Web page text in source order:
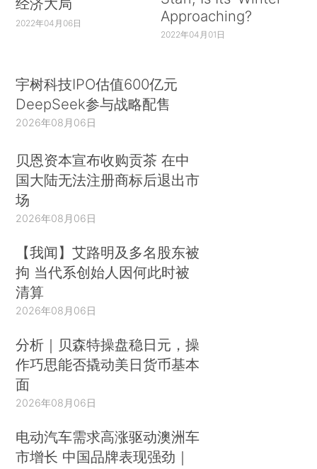
2022年04月06日
Approaching?
2022年04月01日
宇树科技IPO估值600亿元
DeepSeek参与战略配售
2026年08月06日
贝恩资本宣布收购贡茶 在中
国大陆无法注册商标后退出市
场
2026年08月06日
【我闻】艾路明及多名股东被
拘 当代系创始人因何此时被
清算
2026年08月06日
分析｜贝森特操盘稳日元，操
作巧思能否撬动美日货币基本
面
2026年08月06日
电动汽车需求高涨驱动澳洲车
市增长 中国品牌表现强劲｜